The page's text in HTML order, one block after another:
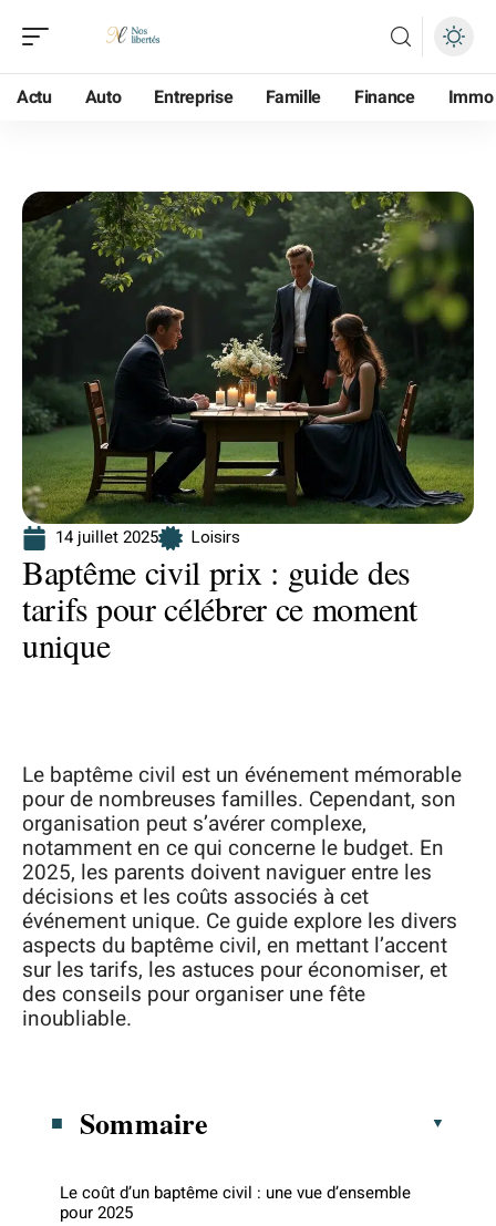
Actu Auto Entreprise Famille Finance Immo
14 juillet 2025 Loisirs
Baptême civil prix : guide des
tarifs pour célébrer ce moment
unique
Le baptême civil est un événement mémorable
pour de nombreuses familles. Cependant, son
organisation peut s’avérer complexe,
notamment en ce qui concerne le budget. En
2025, les parents doivent naviguer entre les
décisions et les coûts associés à cet
événement unique. Ce guide explore les divers
aspects du baptême civil, en mettant l’accent
sur les tarifs, les astuces pour économiser, et
des conseils pour organiser une fête
inoubliable.
Sommaire
Le coût d’un baptême civil : une vue d’ensemble
pour 2025